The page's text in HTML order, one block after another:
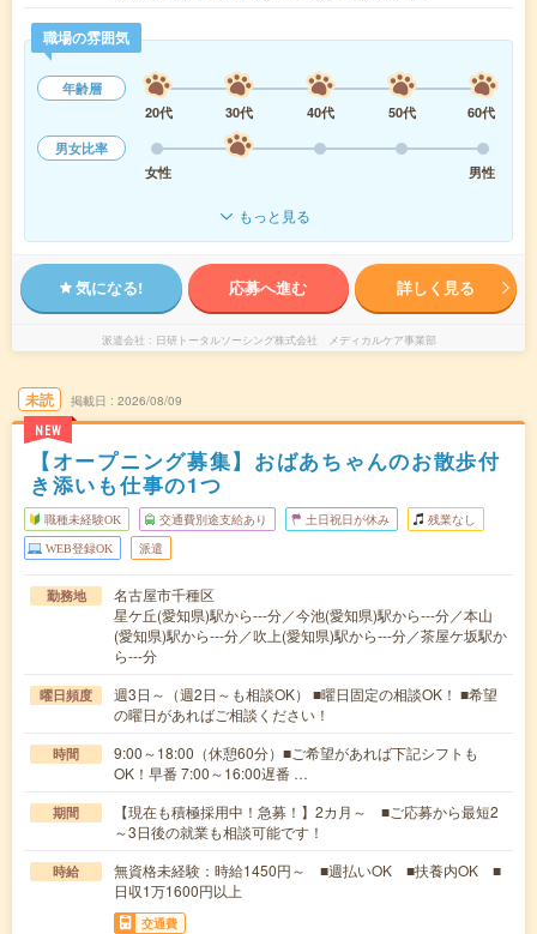
職場の雰囲気
年齢層
20代
30代 40代 50代
60代
男女比率
女性
男性
もっと見る
気になる! 応募へ進む 詳しく見る
派遣会社 日研トータルソーシング株式会社 メディカルケア事業部
未読
NEW
掲載日 2026/08/09
【オープニング募集】おばあちゃんのお散歩付
き添いも仕事の1つ
職種未経験OK 交通費別途支給あり 土日祝日が休み 残業なし
WEB登録OK 派遣
勤務地
名古屋市千種区
星ケ丘(愛知県)駅から---分／今池(愛知県)駅から---分／本山
(愛知県)駅から---分／吹上(愛知県)駅から---分／茶屋ケ坂駅か
ら---分
曜日頻度
週3日～（週2日～も相談OK） ■曜日固定の相談OK！ ■希望
の曜日があればご相談ください！
時間
9:00～18:00（休憩60分）■ご希望があれば下記シフトも
OK！早番 7:00～16:00遅番 …
期間
【現在も積極採用中！急募！】2カ月～ ■ご応募から最短2
～3日後の就業も相談可能です！
時給
無資格未経験：時給1450円～ ■週払いOK ■扶養内OK ■
日収1万1600円以上
交通費